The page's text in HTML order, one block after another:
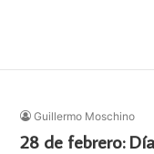
Guillermo Moschino
28 de febrero: